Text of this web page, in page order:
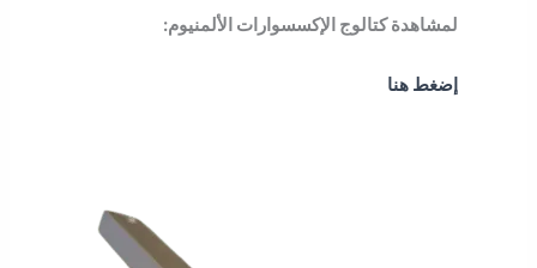
لمشاهدة كتالوج الإكسسوارات الألمنيوم:
إضغط هنا